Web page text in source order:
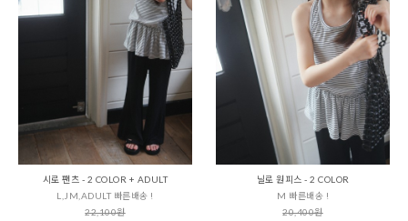
시로 팬츠 - 2 COLOR + ADULT
L,JM,ADULT 빠른배송 !
22,100원
닐로 원피스 - 2 COLOR
M 빠른배송 !
20,400원